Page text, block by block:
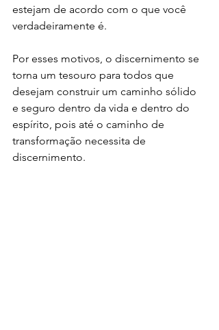
estejam de acordo com o que você
verdadeiramente é.
Por esses motivos, o discernimento se
torna um tesouro para todos que
desejam construir um caminho sólido
e seguro dentro da vida e dentro do
espírito, pois até o caminho de
transformação necessita de
discernimento.